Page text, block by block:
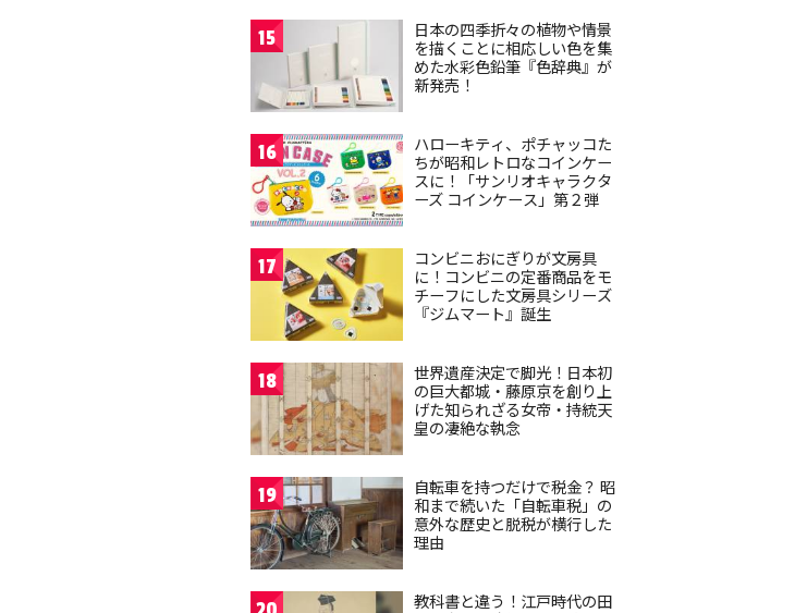
15
日本の四季折々の植物や情景
を描くことに相応しい色を集
めた水彩色鉛筆『色辞典』が
新発売！
16
ハローキティ、ポチャッコた
ちが昭和レトロなコインケー
スに！「サンリオキャラクタ
ーズ コインケース」第２弾
17
コンビニおにぎりが文房具
に！コンビニの定番商品をモ
チーフにした文房具シリーズ
『ジムマート』誕生
18
世界遺産決定で脚光！日本初
の巨大都城・藤原京を創り上
げた知られざる女帝・持統天
皇の凄絶な執念
19
自転車を持つだけで税金？ 昭
和まで続いた「自転車税」の
意外な歴史と脱税が横行した
理由
教科書と違う！江戸時代の田